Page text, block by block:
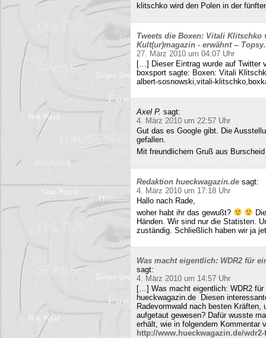
klitschko wird den Polen in der
Tweets die Boxen: Vitali Klitschko
Kult(ur)magazin - erwähnt --
27. März 2010 um 04:07 Uhr
[…] Dieser Eintrag wurde auf Twitter
boxsport sagte: Boxen: Vitali
albert-sosnowski,vitali-
Axel P. sagt:
4. März 2010 um 22:57 Uhr
Gut das es Google gibt. Die
gefallen.
Mit freundlichem Gruß aus Burscheid
Redaktion hueckwagazin.de sagt:
4. März 2010 um 17:18 Uhr
Hallo nach Rade,
woher habt ihr das gewußt?
Händen. Wir sind nur die Statisten.
zuständig. Schließlich haben wir ja
Was macht eigentlich: WDR2 für
sagt:
4. März 2010 um 14:57 Uhr
[…] Was macht eigentlich: WDR2
hueckwagazin.de Diesen
Radevormwald nach besten
aufgetaut gewesen? Dafür wusste
erhält, wie in folgendem Kommentar
http://www.hueckwagazin.de/